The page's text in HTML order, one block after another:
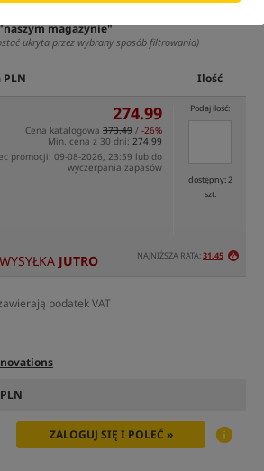
magazynie"
ukryta przez wybrany sposób filtrowania)
PLN Ilość
274.99
Cena katalogowa 373.49 / -26%
Min. cena z 30 dni: 274.99
promocji: 09-08-2026, 23:59 lub do
wyczerpania zapasów
Podaj ilość:
dostępny: 2
szt.
NAJNIŻSZA RATA:31.45
JUTRO
podatek VAT
ZALOGUJ SIĘ I POLEĆ »